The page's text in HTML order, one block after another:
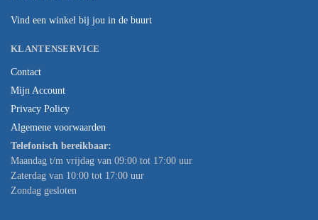
Vind een winkel bij jou in de buurt
KLANTENSERVICE
Contact
Mijn Account
Privacy Policy
Algemene voorwaarden
Telefonisch bereikbaar:
Maandag t/m vrijdag van 09:00 tot 17:00 uur
Zaterdag van 10:00 tot 17:00 uur
Zondag gesloten